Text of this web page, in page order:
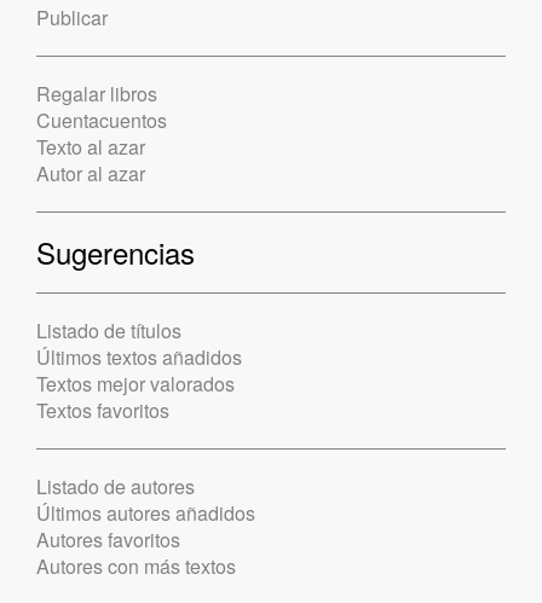
Publicar
Regalar libros
Cuentacuentos
Texto al azar
Autor al azar
Sugerencias
Listado de títulos
Últimos textos añadidos
Textos mejor valorados
Textos favoritos
Listado de autores
Últimos autores añadidos
Autores favoritos
Autores con más textos